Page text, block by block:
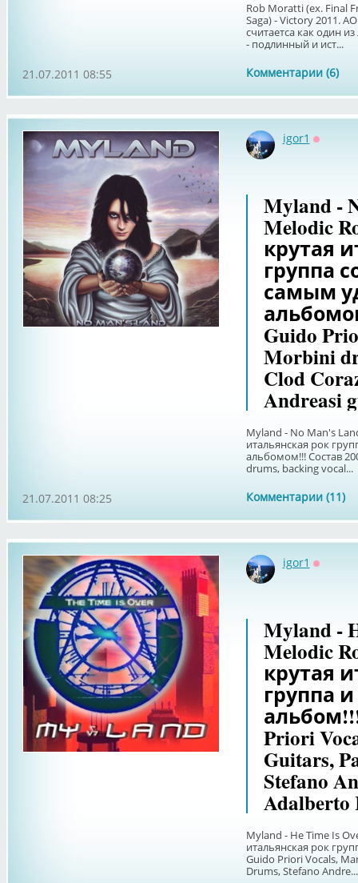
Rob Moratti (ex. Final
Saga) - Victory 2011.
считаетса как один
- подлинный и ист...
Комментарии (6)
21.07.2011 08:55
igor1
Myland -
Melodic
крутая
группа
самым
Guido
Morbini
Clod
Andreasi
Myland - No Man's
итальянская рок
альбомом!!! Состав
drums, backing vocal...
Комментарии (11)
21.07.2011 08:25
igor1
Myland -
Melodic
крутая
группа
Priori
Guitars,
Stefano
Adalberto
Myland - He Time Is
итальянская рок
Guido Priori Vocals,
Drums, Stefano Andre...